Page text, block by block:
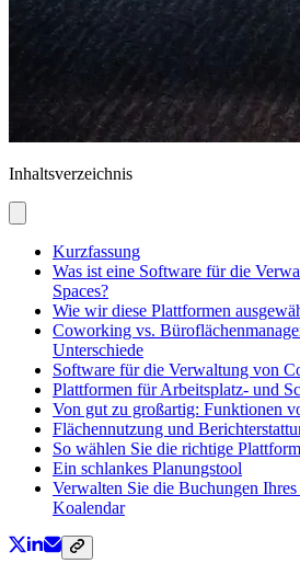
Inhaltsverzeichnis
Kurzfassung
Was ist eine Software für die
Spaces?
Wie wir diese Plattformen
Coworking vs.
Unterschiede
Software für die Verwaltung von
Plattformen für Arbeitsplatz- und
Von gut zu großartig: Funktionen
Flächennutzung und
So wählen Sie die richtige
Ein schlankes Planungstool
Verwalten Sie die Buchungen
Koalendar